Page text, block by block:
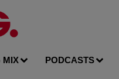
MIX PODCASTS